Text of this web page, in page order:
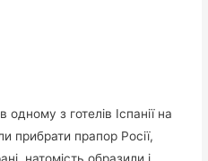
з готелів Іспанії на
прибрати прапор Росії,